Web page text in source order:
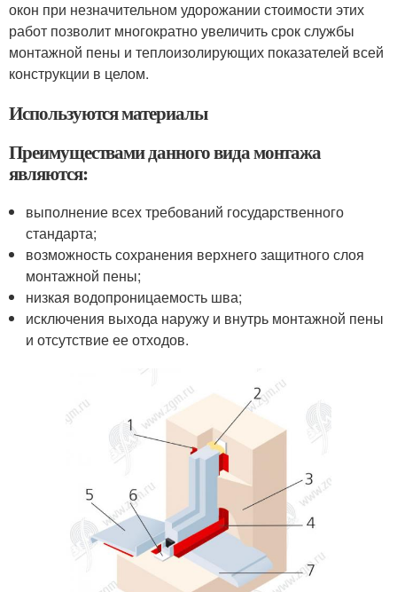
окон при незначительном удорожании стоимости этих
работ позволит многократно увеличить срок службы
монтажной пены и теплоизолирующих показателей всей
конструкции в целом.
Используются материалы
Преимуществами данного вида монтажа
являются:
выполнение всех требований государственного
стандарта;
возможность сохранения верхнего защитного слоя
монтажной пены;
низкая водопроницаемость шва;
исключения выхода наружу и внутрь монтажной пены
и отсутствие ее отходов.